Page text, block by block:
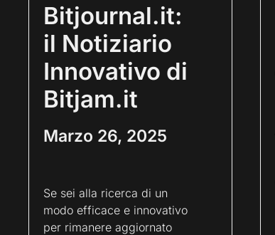
Bitjournal.it:
il Notiziario
Innovativo di
Bitjam.it
Marzo 26, 2025
Se sei alla ricerca di un
modo efficace e innovativo
per rimanere aggiornato